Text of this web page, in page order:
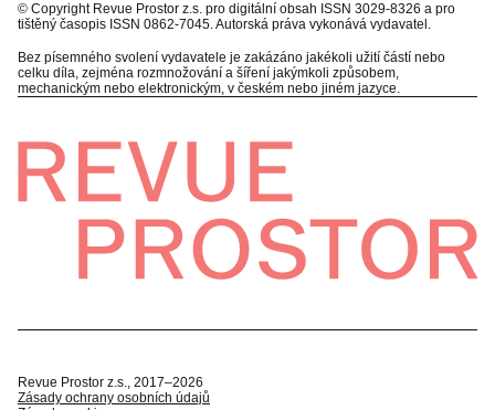
© Copyright Revue Prostor z.s. pro digitální obsah ISSN 3029-8326 a pro
tištěný časopis ISSN 0862-7045. Autorská práva vykonává vydavatel.
Bez písemného svolení vydavatele je zakázáno jakékoli užití částí nebo
celku díla, zejména rozmnožování a šíření jakýmkoli způsobem,
mechanickým nebo elektronickým, v českém nebo jiném jazyce.
Revue Prostor z.s., 2017–2026
Zásady ochrany osobních údajů